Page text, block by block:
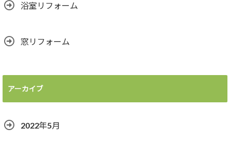
浴室リフォーム
窓リフォーム
アーカイブ
2022年5月